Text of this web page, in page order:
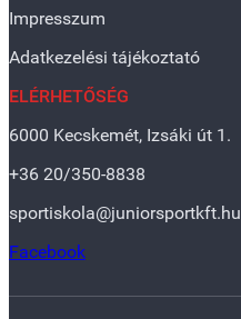
Impresszum
Adatkezelési tájékoztató
ELÉRHETŐSÉG
6000 Kecskemét, Izsáki út 1.
+36 20/350-8838
sportiskola@juniorsportkft.hu
Facebook